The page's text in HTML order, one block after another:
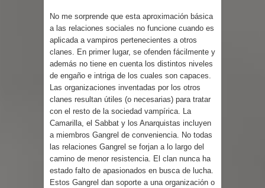
No me sorprende que esta aproximación básica
a las relaciones sociales no funcione cuando es
aplicada a vampiros pertenecientes a otros
clanes. En primer lugar, se ofenden fácilmente y
además no tiene en cuenta los distintos niveles
de engaño e intriga de los cuales son capaces.
Las organizaciones inventadas por los otros
clanes resultan útiles (o necesarias) para tratar
con el resto de la sociedad vampírica. La
Camarilla, el Sabbat y los Anarquistas incluyen
a miembros Gangrel de conveniencia. No todas
las relaciones Gangrel se forjan a lo largo del
camino de menor resistencia. El clan nunca ha
estado falto de apasionados en busca de lucha.
Estos Gangrel dan soporte a una organización o